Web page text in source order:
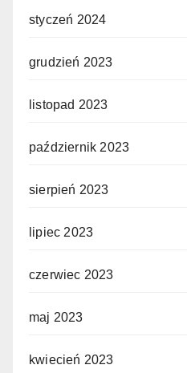
styczeń 2024
grudzień 2023
listopad 2023
październik 2023
sierpień 2023
lipiec 2023
czerwiec 2023
maj 2023
kwiecień 2023